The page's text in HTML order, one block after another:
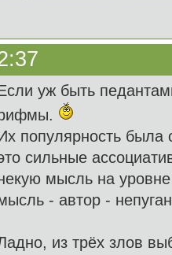
уж быть
популярность была
сильные
мысль на
- автор -
из трёх злов